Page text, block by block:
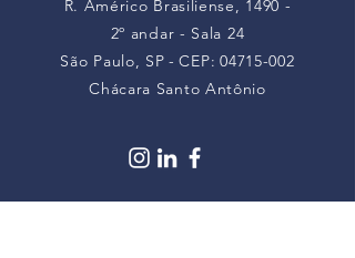
R. Américo Brasiliense, 1490 -
2º andar - Sala 24
São Paulo, SP -CEP: 04715-002
Chácara Santo Antônio